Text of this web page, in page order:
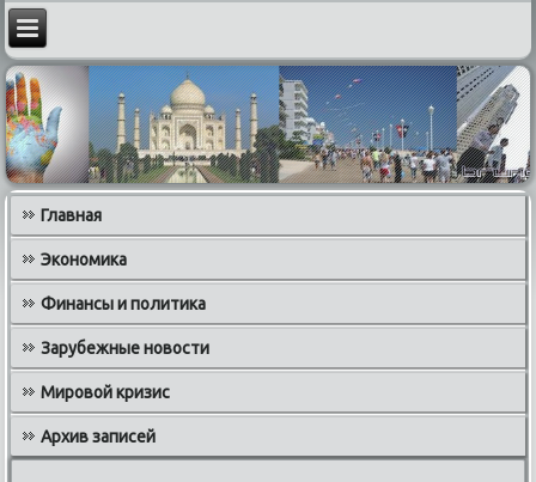
Главная
Экономика
Финансы и политика
Зарубежные новости
Мировой кризис
Архив записей